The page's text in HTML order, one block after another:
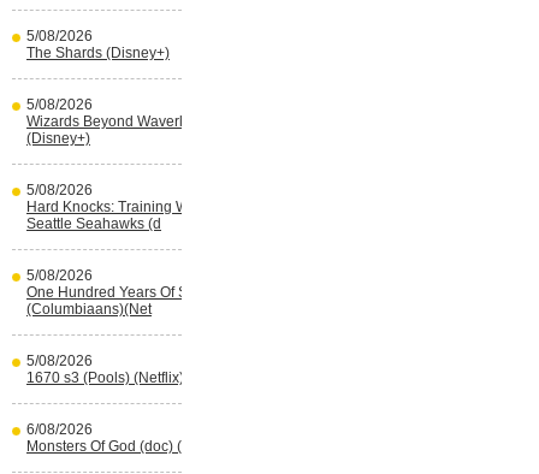
5/08/2026
The Shards (Disney+)
5/08/2026
Wizards Beyond Waverly Place s3
(Disney+)
5/08/2026
Hard Knocks: Training With The
Seattle Seahawks (d
5/08/2026
One Hundred Years Of Solitude s2
(Columbiaans)(Net
5/08/2026
1670 s3 (Pools) (Netflix)
6/08/2026
Monsters Of God (doc) (HBO Max)